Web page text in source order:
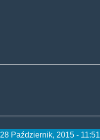
28 Październik, 2015 - 11:51